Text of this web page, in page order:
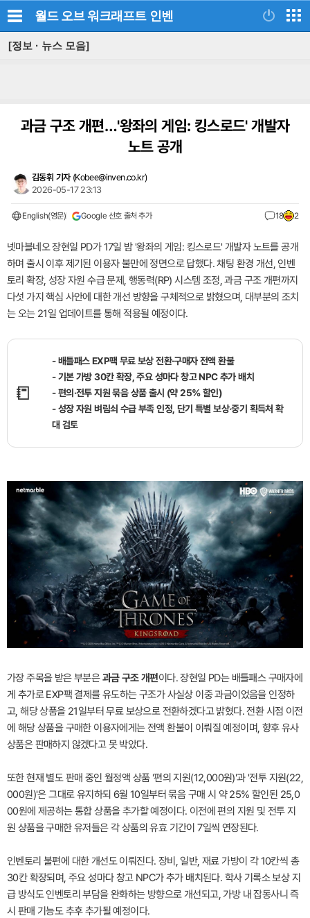
월드 오브 워크래프트 인벤
[정보 · 뉴스 모음]
과금 구조 개편…'왕좌의 게임: 킹스로드' 개발자
노트 공개
김동휘 기자 (Kobee@inven.co.kr)
2026-05-17 23:13
English(영문) Google 선호 출처 추가 18 2
넷마블네오 장현일 PD가 17일 밤 '왕좌의 게임: 킹스로드' 개발자 노트를 공개
하며 출시 이후 제기된 이용자 불만에 정면으로 답했다. 채팅 환경 개선, 인벤
토리 확장, 성장 자원 수급 문제, 행동력(RP) 시스템 조정, 과금 구조 개편까지
다섯 가지 핵심 사안에 대한 개선 방향을 구체적으로 밝혔으며, 대부분의 조치
는 오는 21일 업데이트를 통해 적용될 예정이다.
📒
- 배틀패스 EXP팩 무료 보상 전환·구매자 전액 환불
- 기본 가방 30칸 확장, 주요 성마다 창고 NPC 추가 배치
- 편의·전투 지원 묶음 상품 출시 (약 25% 할인)
- 성장 자원 벼림쇠 수급 부족 인정, 단기 특별 보상·중기 획득처 확
대 검토
가장 주목을 받은 부분은과금 구조 개편이다. 장현일 PD는 배틀패스 구매자에
게 추가로 EXP팩 결제를 유도하는 구조가 사실상 이중 과금이었음을 인정하
고, 해당 상품을 21일부터 무료 보상으로 전환하겠다고 밝혔다. 전환 시점 이전
에 해당 상품을 구매한 이용자에게는 전액 환불이 이뤄질 예정이며, 향후 유사
상품은 판매하지 않겠다고 못 박았다.
또한 현재 별도 판매 중인 월정액 상품 '편의 지원(12,000원)'과 '전투 지원(22,
000원)'은 그대로 유지하되 6월 10일부터 묶음 구매 시 약 25% 할인된 25,0
00원에 제공하는 통합 상품을 추가할 예정이다. 이전에 편의 지원 및 전투 지
원 상품을 구매한 유저들은 각 상품의 유효 기간이 7일씩 연장된다.
인벤토리 불편에 대한 개선도 이뤄진다. 장비, 일반, 재료 가방이 각 10칸씩 총
30칸 확장되며, 주요 성마다 창고 NPC가 추가 배치된다. 학사 기록소 보상 지
급 방식도 인벤토리 부담을 완화하는 방향으로 개선되고, 가방 내 잡동사니 즉
시 판매 기능도 추후 추가될 예정이다.